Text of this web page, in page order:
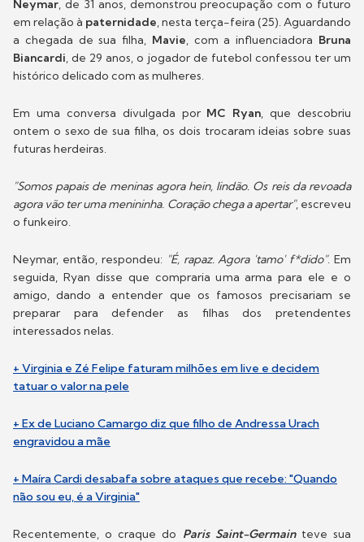
Neymar, de 31 anos, demonstrou preocupação com o futuro
em relação à paternidade, nesta terça-feira (25). Aguardando
a chegada de sua filha, Mavie, com a influenciadora Bruna
Biancardi, de 29 anos, o jogador de futebol confessou ter um
histórico delicado com as mulheres.
Em uma conversa divulgada por MC Ryan, que descobriu
ontem o sexo de sua filha, os dois trocaram ideias sobre suas
futuras herdeiras.
"Somos papais de meninas agora hein, lindão. Os reis da revoada
agora vão ter uma menininha. Coração chega a apertar", escreveu
o funkeiro.
Neymar, então, respondeu: "É, rapaz. Agora 'tamo' f*dido". Em
seguida, Ryan disse que compraria uma arma para ele e o
amigo, dando a entender que os famosos precisariam se
preparar para defender as filhas dos pretendentes
interessados nelas.
+ Virginia e Zé Felipe faturam milhões em live e decidem
tatuar o valor na pele
+ Ex de Luciano Camargo diz que filho de Andressa Urach
engravidou a mãe
+ Maíra Cardi desabafa sobre ataques que recebe: "Quando
não sou eu, é a Virginia"
Recentemente, o craque do Paris Saint-Germain teve sua